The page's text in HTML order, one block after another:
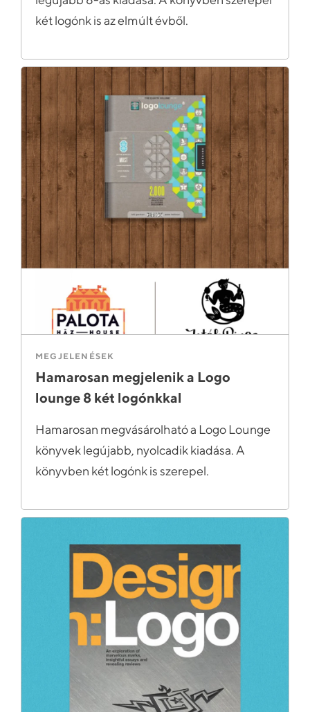
két logónk is az elmúlt évből.
MEGJELENÉSEK
Hamarosan megjelenik a Logo
lounge 8 két logónkkal
Hamarosan megvásárolható a Logo Lounge
könyvek legújabb, nyolcadik kiadása. A
könyvben két logónk is szerepel.